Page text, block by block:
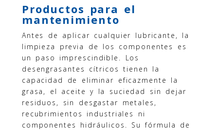
Productos para el
mantenimiento
Antes de aplicar cualquier lubricante, la
limpieza previa de los componentes es
un paso imprescindible. Los
desengrasantes cítricos tienen la
capacidad de eliminar eficazmente la
grasa, el aceite y la suciedad sin dejar
residuos, sin desgastar metales,
recubrimientos industriales ni
componentes hidráulicos. Su fórmula de